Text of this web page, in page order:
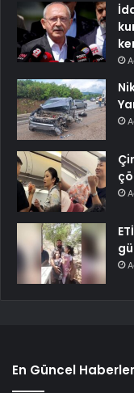
En Güncel Haberler